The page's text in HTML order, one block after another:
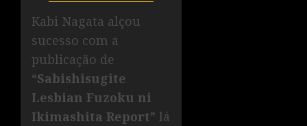
Kabi Nagata alçou
sucesso com a
publicação de
“Sabishisugite
Lesbian Fuzoku ni
Ikimashita Report” lá